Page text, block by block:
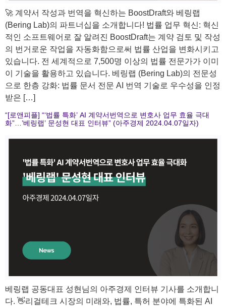
🚀 계약서 작성과 번역을 혁신하는 BoostDraft와 베링랩
(Bering Lab)의 파트너십을 소개합니다! 법률 업무 혁신: 혁신
적인 소프트웨어로 잘 알려진 BoostDraft는 계약 검토 및 작성
의 번거로운 작업을 자동화함으로써 법률 산업을 변화시키고
있습니다. 전 세계적으로 7,500명 이상의 법률 전문가가 이미
이 기술을 활용하고 있습니다. 베링랩 (Bering Lab)의 전문성
으로 한층 강화: 법률 문서 전문 AI 번역 기술로 우수성을 인정
받은 […]
“[로앤피플] “‘법률 특화’ AI 계약서번역으로 변호사 업무 효율 극대
화”…’베링랩’ 문성현 대표 인터뷰” (아주경제 2024.04.07일자)
베링랩 공동대표 성현님의 아주경제 인터뷰 기사를 소개합니
다. 👋리걸테크 시장의 미래와, 법률, 특허 분야에 특화된 AI